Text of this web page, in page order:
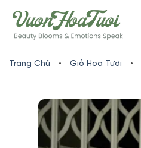
to
content
Trang Chủ • Giỏ Hoa Tươi •